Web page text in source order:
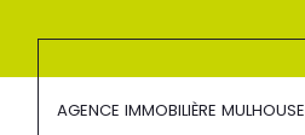
AGENCE IMMOBILIÈRE MULHOUSE